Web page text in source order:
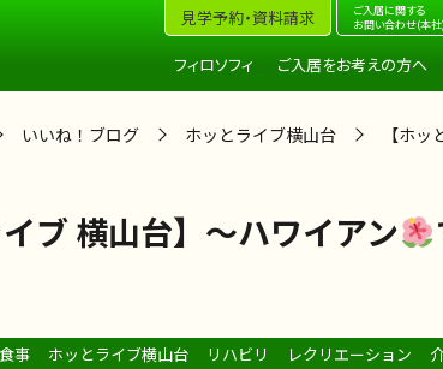
見学予約・資料請求
ご入居に関する
お問い合わせ(本社)
フィロソフィ ご入居をお考えの方へ
いいね！ブログ ホッとライブ横山台 【ホ
イブ 横山台】～ハワイアン
事 ホッとライブ横山台 リハビリ レクリエーション